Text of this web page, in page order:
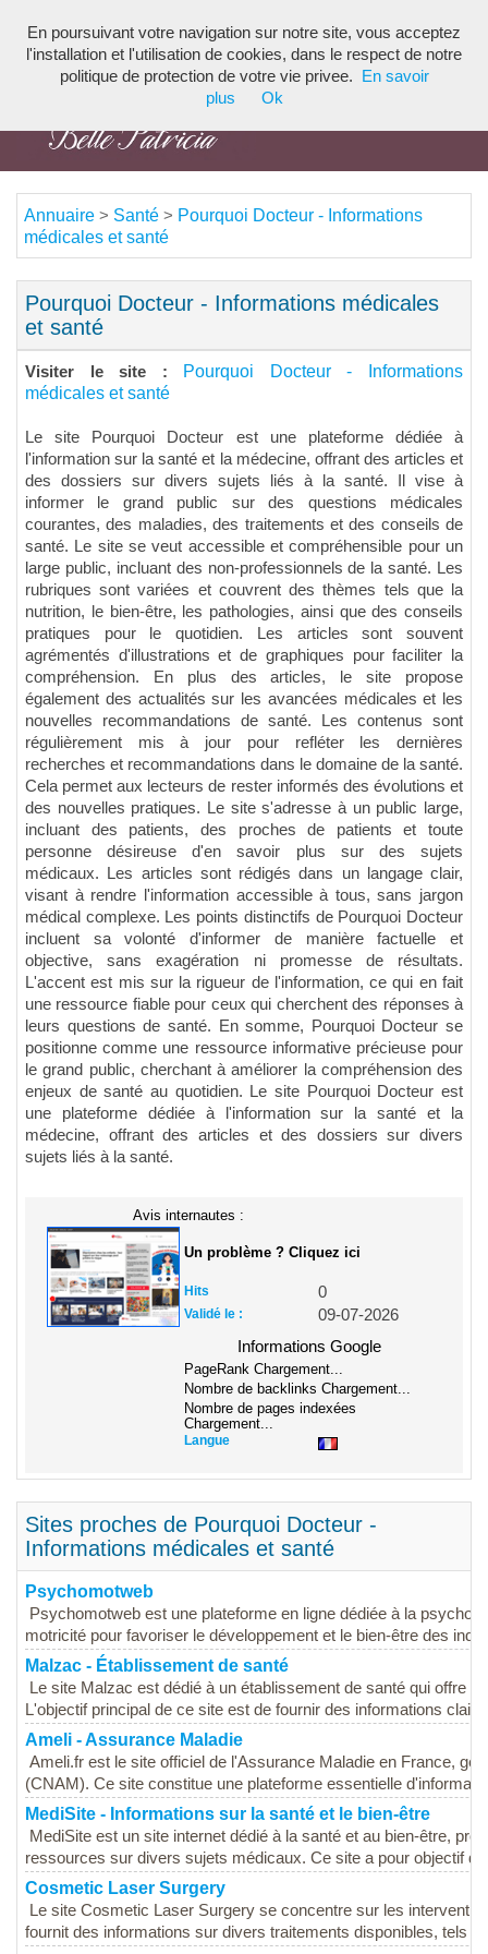
Annuaire > Santé > Pourquoi Docteur - Informations
médicales et santé
Pourquoi Docteur - Informations médicales
et santé
Visiter le site :
Pourquoi Docteur - Informations
médicales et santé
Le site Pourquoi Docteur est une plateforme dédiée à
l'information sur la santé et la médecine, offrant des articles et
des dossiers sur divers sujets liés à la santé. Il vise à
informer le grand public sur des questions médicales
courantes, des maladies, des traitements et des conseils de
santé. Le site se veut accessible et compréhensible pour un
large public, incluant des non-professionnels de la santé. Les
rubriques sont variées et couvrent des thèmes tels que la
nutrition, le bien-être, les pathologies, ainsi que des conseils
pratiques pour le quotidien. Les articles sont souvent
agrémentés d'illustrations et de graphiques pour faciliter la
compréhension. En plus des articles, le site propose
également des actualités sur les avancées médicales et les
nouvelles recommandations de santé. Les contenus sont
régulièrement mis à jour pour refléter les dernières
recherches et recommandations dans le domaine de la santé.
Cela permet aux lecteurs de rester informés des évolutions et
des nouvelles pratiques. Le site s'adresse à un public large,
incluant des patients, des proches de patients et toute
personne désireuse d'en savoir plus sur des sujets
médicaux. Les articles sont rédigés dans un langage clair,
visant à rendre l'information accessible à tous, sans jargon
médical complexe. Les points distinctifs de Pourquoi Docteur
incluent sa volonté d'informer de manière factuelle et
objective, sans exagération ni promesse de résultats.
L'accent est mis sur la rigueur de l'information, ce qui en fait
une ressource fiable pour ceux qui cherchent des réponses à
leurs questions de santé. En somme, Pourquoi Docteur se
positionne comme une ressource informative précieuse pour
le grand public, cherchant à améliorer la compréhension des
enjeux de santé au quotidien. Le site Pourquoi Docteur est
une plateforme dédiée à l'information sur la santé et la
médecine, offrant des articles et des dossiers sur divers
sujets liés à la santé.
Avis internautes :
Un problème ? Cliquez ici
Hits 0
Validé le :
09-07-2026
Informations Google
PageRank Chargement...
Nombre de backlinks Chargement...
Nombre de pages indexées
Chargement...
Langue
Sites proches de Pourquoi Docteur -
Informations médicales et santé
Psychomotweb
Psychomotweb est une plateforme en ligne dédiée à la
motricité pour favoriser le développement et le bien-être des
Malzac - Établissement de santé
Le site Malzac est dédié à un établissement de santé qui offre
L'objectif principal de ce site est de fournir des informations
Ameli - Assurance Maladie
Ameli.fr est le site officiel de l'Assurance Maladie en France,
(CNAM). Ce site constitue une plateforme essentielle
MediSite - Informations sur la santé et le bien-être
MediSite est un site internet dédié à la santé et au bien-être,
ressources sur divers sujets médicaux. Ce site a pour objectif
Cosmetic Laser Surgery
Le site Cosmetic Laser Surgery se concentre sur les
fournit des informations sur divers traitements disponibles, tels
En poursuivant votre navigation sur notre site, vous acceptez
l'installation et l'utilisation de cookies, dans le respect de notre
politique de protection de votre vie privee.
En savoir
plus
Ok